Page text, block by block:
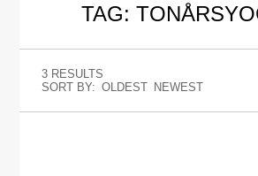
TAG:
3 RESULTS
SORT BY: OLDEST NEWEST